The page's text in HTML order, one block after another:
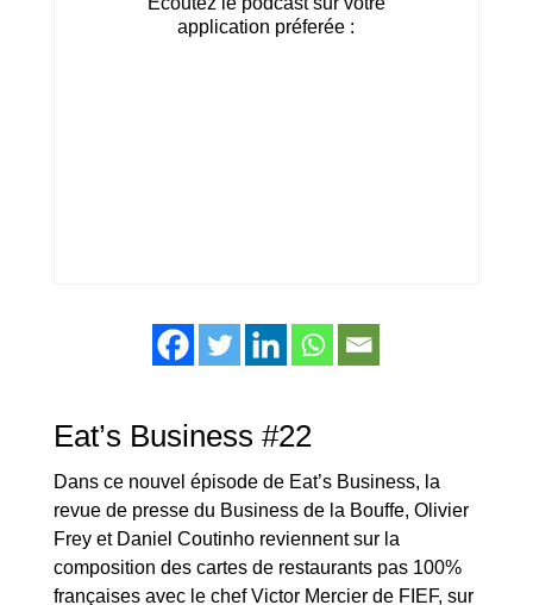
application préferée :
Eat’s Business #22
Dans ce nouvel épisode de Eat’s Business, la
revue de presse du Business de la Bouffe, Olivier
Frey et Daniel Coutinho reviennent sur la
composition des cartes de restaurants pas 100%
françaises avec le chef Victor Mercier de FIEF, sur